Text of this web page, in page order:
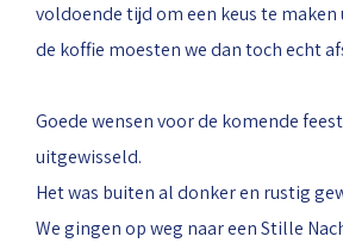
voldoende tijd om een keus te maken
de koffie moesten we dan toch echt
Goede wensen voor de komende
uitgewisseld.
Het was buiten al donker en rustig
We gingen op weg naar een Stille